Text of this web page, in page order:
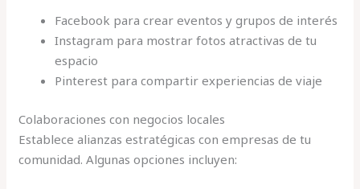
Facebook para crear eventos y grupos de interés
Instagram para mostrar fotos atractivas de tu
espacio
Pinterest para compartir experiencias de viaje
Colaboraciones con negocios locales
Establece alianzas estratégicas con empresas de tu
comunidad. Algunas opciones incluyen: